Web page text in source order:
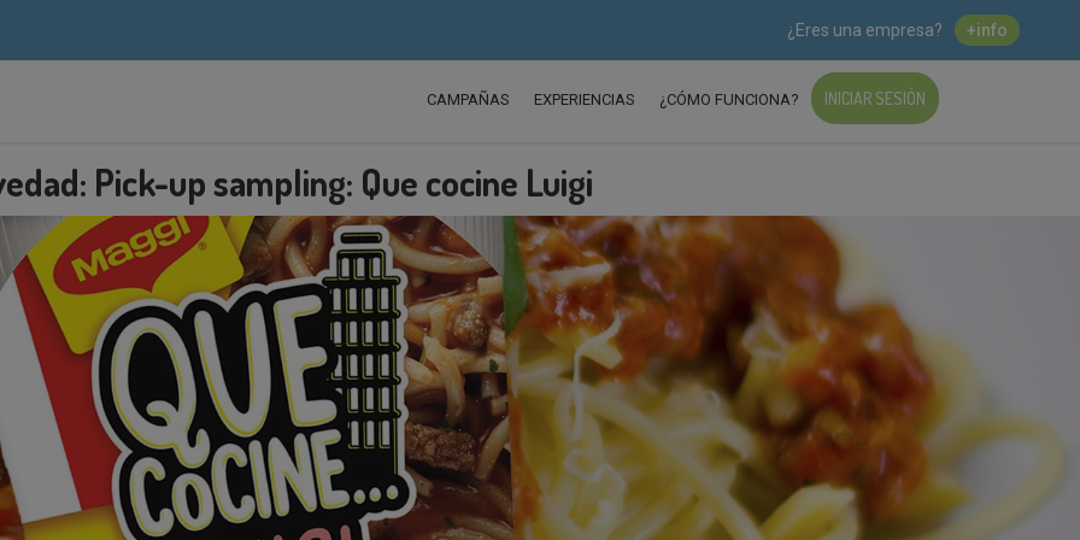
¿Eres una empresa? +info
CAMPAÑAS EXPERIENCIAS ¿CÓMO FUNCIONA? INICIAR SESIÓN
Pick-up sampling: Que cocine Luigi